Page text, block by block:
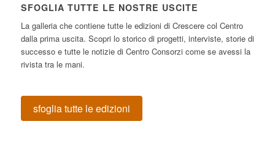
SFOGLIA TUTTE LE NOSTRE USCITE
La galleria che contiene tutte le edizioni di Crescere col Centro
dalla prima uscita. Scopri lo storico di progetti, interviste, storie di
successo e tutte le notizie di Centro Consorzi come se avessi la
rivista tra le mani.
sfoglia tutte le edizioni